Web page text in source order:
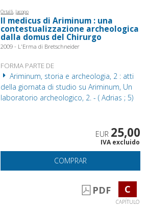
Ortalli, Jacopo
Il medicus di Ariminum : una
contestualizzazione archeologica
dalla domus del Chirurgo
2009 - L'Erma di Bretschneider
FORMA PARTE DE
Ariminum, storia e archeologia, 2 : atti
della giornata di studio su Ariminum, Un
laboratorio archeologico, 2. - ( Adrias ; 5)
EUR 25,00
IVA excluido
COMPRAR
PDF C
CAPÍTULO